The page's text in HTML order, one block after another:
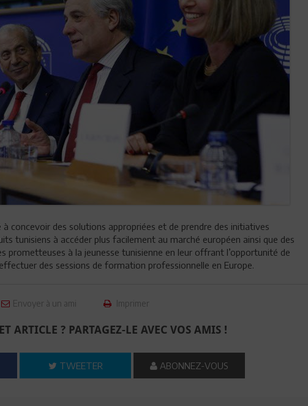
à concevoir des solutions appropriées et de prendre des initiatives
tunisiens à accéder plus facilement au marché européen ainsi que des
prometteuses à la jeunesse tunisienne en leur offrant l’opportunité de
des sessions de formation professionnelle en Europe.
Envoyer à un ami Imprimer
ARTICLE ? PARTAGEZ-LE AVEC VOS AMIS !
TWEETER ABONNEZ-VOUS